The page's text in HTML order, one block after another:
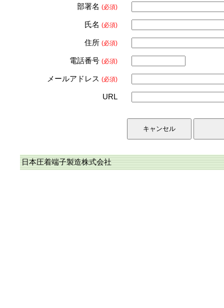
部署名 (必須)
氏名 (必須)
住所 (必須)
電話番号 (必須)
メールアドレス (必須)
URL
日本圧着端子製造株式会社